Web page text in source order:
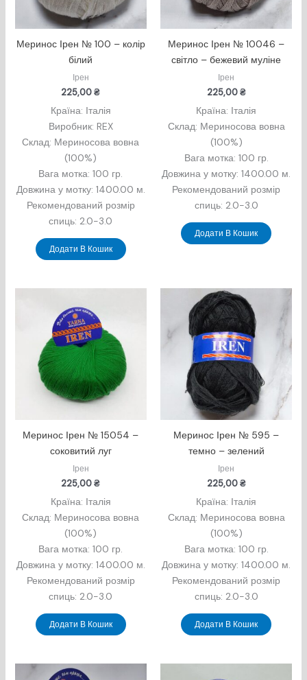
Меринос Ірен № 100 – колір
білий
Ірен
225,00₴
Країна: Італія
Виробник: REX
Склад: Мериносова вовна
(100%)
Вага мотка: 100 гр.
Довжина у мотку: 1400.00 м.
Рекомендований розмір
спиць: 2.0-3.0
Додати В Кошик
Меринос Ірен № 10046 –
світло – бежевий муліне
Ірен
225,00₴
Країна: Італія
Склад: Мериносова вовна
(100%)
Вага мотка: 100 гр.
Довжина у мотку: 1400.00 м.
Рекомендований розмір
спиць: 2.0-3.0
Додати В Кошик
Меринос Ірен № 15054 –
соковитий луг
Ірен
225,00₴
Країна: Італія
Склад: Мериносова вовна
(100%)
Вага мотка: 100 гр.
Довжина у мотку: 1400.00 м.
Рекомендований розмір
спиць: 2.0-3.0
Додати В Кошик
Меринос Ірен № 595 –
темно – зелений
Ірен
225,00₴
Країна: Італія
Склад: Мериносова вовна
(100%)
Вага мотка: 100 гр.
Довжина у мотку: 1400.00 м.
Рекомендований розмір
спиць: 2.0-3.0
Додати В Кошик